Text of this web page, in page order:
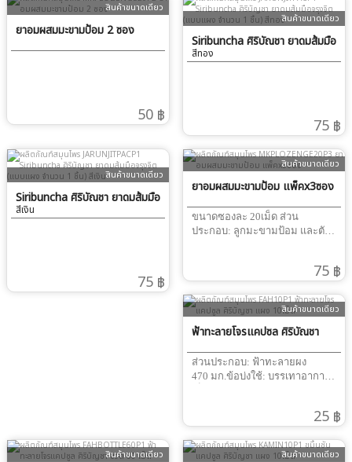
สินค้าขนาดเดียว
ยาอมผสมมะขามป้อม 2 ซอง
50 ฿
สินค้าขนาดเดียว
Siribuncha ศิริบัญชา ยาดมส้มมือ
จรุงจิต (แบบแผง จำนวน 1 ชิ้น)
สีทอง
75 ฿
สินค้าขนาดเดียว
Siribuncha ศิริบัญชา ยาดมส้มมือ
จรุงจิต (แบบแผง จำนวน 1 ชิ้น)
สีเงิน
75 ฿
สินค้าขนาดเดียว
ยาอมผสมมะขามป้อม แพ็คx3ซอง
ขนาดซองละ 20เม็ด ส่วน
ประกอบ: ลูกมะขามป้อม และตัว
75 ฿
สินค้าขนาดเดียว
ฟ้าทะลายโจรแคปซูล ศิริบัญชา
แผง 10เม็ด
ส่วนประกอบ: ฟ้าทะลายผง
470 มก.ข้อบ่งใช้: บรรเทาอาการ
25 ฿
สินค้าขนาดเดียว สินค้าขนาดเดียว